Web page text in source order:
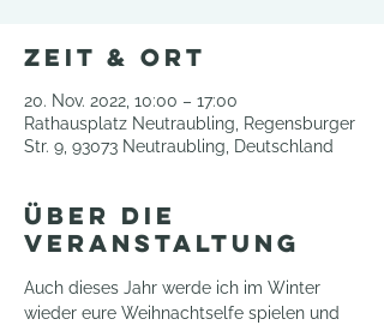
Zeit & Ort
20. Nov. 2022, 10:00 – 17:00
Rathausplatz Neutraubling, Regensburger
Str. 9, 93073 Neutraubling, Deutschland
Über die
Veranstaltung
Auch dieses Jahr werde ich im Winter
wieder eure Weihnachtselfe spielen und